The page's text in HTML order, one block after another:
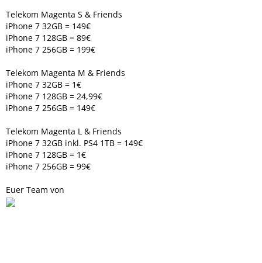
Telekom Magenta S & Friends
iPhone 7 32GB = 149€
iPhone 7 128GB = 89€
iPhone 7 256GB = 199€
Telekom Magenta M & Friends
iPhone 7 32GB = 1€
iPhone 7 128GB = 24,99€
iPhone 7 256GB = 149€
Telekom Magenta L & Friends
iPhone 7 32GB inkl. PS4 1TB = 149€
iPhone 7 128GB = 1€
iPhone 7 256GB = 99€
Euer Team von